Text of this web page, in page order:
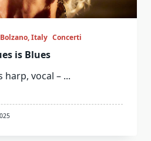
Italy Concerti
is Blues
harp, vocal – ...